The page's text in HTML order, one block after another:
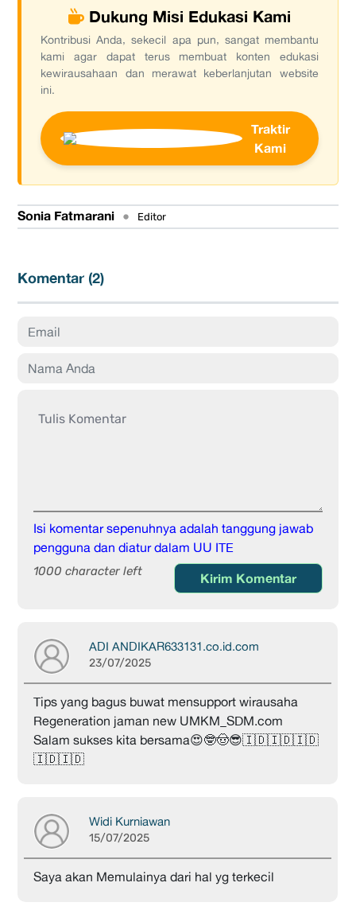
Dukung Misi Edukasi Kami
Kontribusi Anda, sekecil apa pun, sangat membantu
kami agar dapat terus membuat konten edukasi
kewirausahaan dan merawat keberlanjutan website
ini.
Traktir
Kami
Sonia Fatmarani • Editor
Komentar (2)
Isi komentar sepenuhnya adalah tanggung jawab
pengguna dan diatur dalam UU ITE
1000 character left Kirim Komentar
ADI ANDIKAR633131.co.id.com
23/07/2025
Tips yang bagus buwat mensupport wirausaha
Regeneration jaman new UMKM_SDM.com
Salam sukses kita bersama😍🤓🤠😎🇮🇩🇮🇩🇮🇩
🇮🇩🇮🇩
Widi Kurniawan
15/07/2025
Saya akan Memulainya dari hal yg terkecil